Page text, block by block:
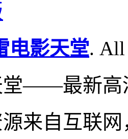
电影天堂. All
堂——最新高
来自互联